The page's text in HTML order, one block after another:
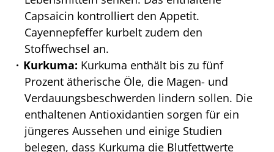
Capsaicin kontrolliert den Appetit.
Cayennepfeffer kurbelt zudem den
Stoffwechsel an.
Kurkuma: Kurkuma enthält bis zu fünf
Prozent ätherische Öle, die Magen- und
Verdauungsbeschwerden lindern sollen. Die
enthaltenen Antioxidantien sorgen für ein
jüngeres Aussehen und einige Studien
belegen, dass Kurkuma die Blutfettwerte